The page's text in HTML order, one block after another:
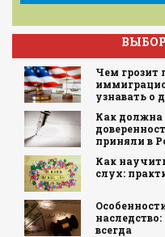
Чем грозит
узнавать о
Как
приняли в
Как
слух:
всегда